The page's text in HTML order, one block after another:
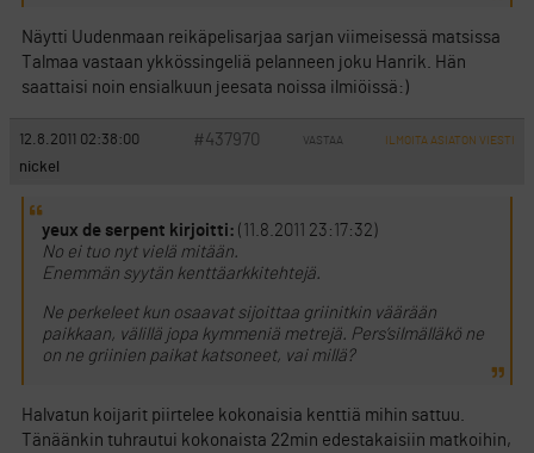
Näytti Uudenmaan reikäpelisarjaa sarjan viimeisessä matsissa
Talmaa vastaan ykkössingeliä pelanneen joku Hanrik. Hän
saattaisi noin ensialkuun jeesata noissa ilmiöissä:)
12.8.2011 02:38:00 #437970 VASTAA ILMOITA ASIATON VIESTI
nickel
yeux de serpent kirjoitti: (11.8.2011 23:17:32)
No ei tuo nyt vielä mitään.
Enemmän syytän kenttäarkkitehtejä.
Ne perkeleet kun osaavat sijoittaa griinitkin väärään
paikkaan, välillä jopa kymmeniä metrejä. Pers’silmälläkö ne
on ne griinien paikat katsoneet, vai millä?
Halvatun koijarit piirtelee kokonaisia kenttiä mihin sattuu.
Tänäänkin tuhrautui kokonaista 22min edestakaisiin matkoihin,